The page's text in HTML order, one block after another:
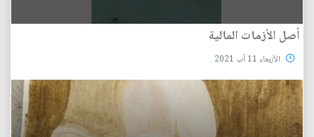
أصل الأزمات المالية
الأربعاء 11 آب 2021